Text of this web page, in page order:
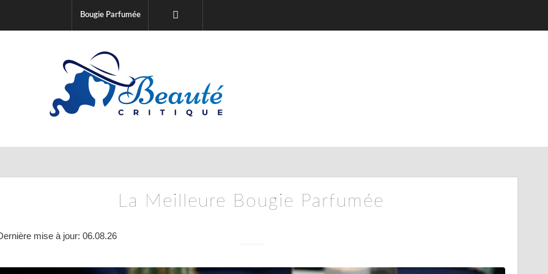
Bougie Parfumée
La Meilleure Bougie Parfumée
mise à jour: 06.08.26